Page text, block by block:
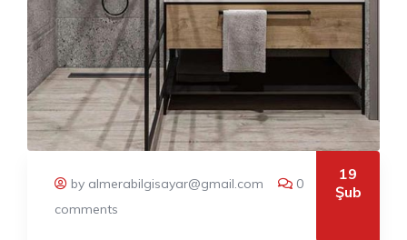
by almerabilgisayar@gmail.com
0
comments
19
Şub